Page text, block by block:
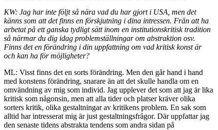
KW: Jag har inte följt så nära vad du har gjort i USA, men det
känns som att det finns en förskjutning i dina intressen. Från att ha
arbetat på ett ganska tydligt sätt inom en institutionskritisk tradition
så närmar du dig idag problemställningar om abstraktion osv.
Finns det en förändring i din uppfattning om vad kritisk konst är
och kan ha för möjligheter?
ML: Visst finns det en sorts förändring. Men den går hand i hand
med konstens förändring, snarare än att det skulle handla om en
omvändning av mig som individ. Jag upplever det som att jag är lika
kritisk som någonsin, men att alla tider och platser kräver olika
sorters kritik, olika gestaltningar av kritikens problem. En sak som
alltid har intresserat mig är just gestaltningsfrågor. Där uppfattar jag
den senaste tidens abstrakta tendens som andra sidan på